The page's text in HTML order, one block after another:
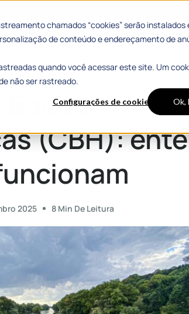
chamados “cookies” serão
de conteúdo e endereçamento de
quando você acessar este site. Um
não ser rastreado.
Configurações de cookies Ok,
Histórias de Sucesso Materiais
entenda como eles funcionam
Bacias
(CBH):
2025 8 Min De Leitura